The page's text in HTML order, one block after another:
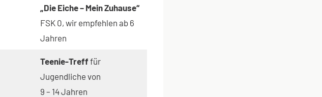
„Die Eiche – Mein Zuhause“
FSK 0, wir empfehlen ab 6
Jahren
Teenie-Treff für
Jugendliche von
9 – 14 Jahren